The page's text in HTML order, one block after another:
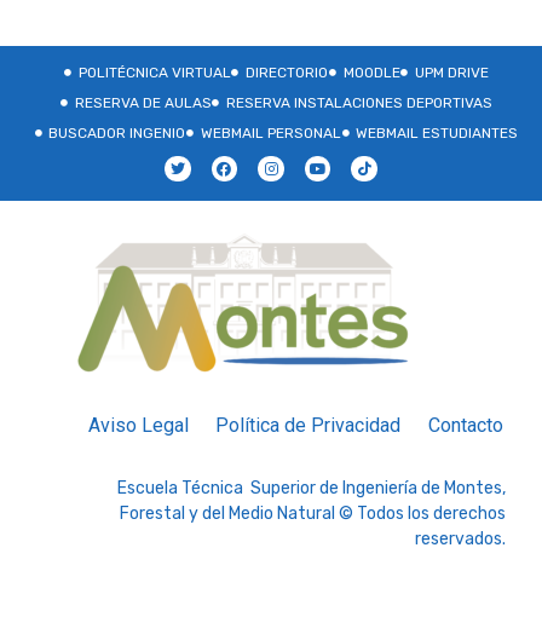
POLITÉCNICA VIRTUAL DIRECTORIO MOODLE
UPM DRIVE
RESERVA DE AULAS
RESERVA INSTALACIONES DEPORTIVAS
BUSCADOR INGENIO
WEBMAIL PERSONAL WEBMAIL ESTUDIANTES
Aviso Legal Política de Privacidad Contacto
Escuela Técnica Superior de Ingeniería de Montes,
Forestal y del Medio Natural © Todos los derechos
reservados.